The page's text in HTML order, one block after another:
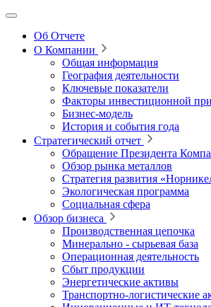
Об Отчете
О Компании
Общая информация
География деятельности
Ключевые показатели
Факторы инвестиционной
Бизнес-модель
История и события года
Стратегический отчет
Обращение Президента
Обзор рынка металлов
Стратегия развития
Экологическая программа
Социальная сфера
Обзор бизнеса
Производственная цепочка
Минерально ‑ сырьевая база
Операционная деятельность
Сбыт продукции
Энергетические активы
Транспортно-логистические